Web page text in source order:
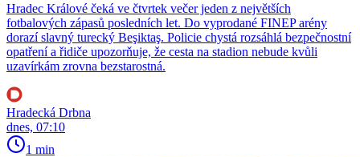
Hradec Králové čeká ve čtvrtek večer jeden z největších
fotbalových zápasů posledních let. Do vyprodané FINEP arény
dorazí slavný turecký Beşiktaş. Policie chystá rozsáhlá bezpečnostní
opatření a řidiče upozorňuje, že cesta na stadion nebude kvůli
uzavírkám zrovna bezstarostná.
Hradecká Drbna
dnes, 07:10
1 min